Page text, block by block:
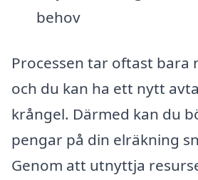
behov
Processen tar oftast bara
och du kan ha ett nytt
krångel. Därmed kan du
pengar på din elräkning
Genom att utnyttja